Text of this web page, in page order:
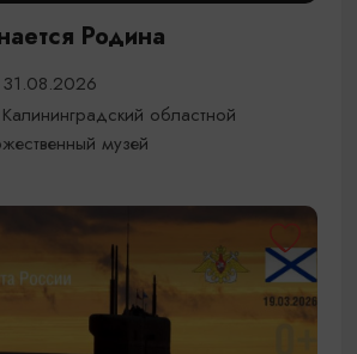
Родина
областной
музей